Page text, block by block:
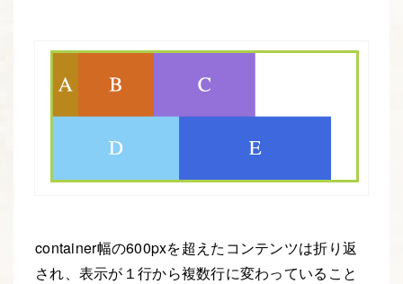
container幅の600pxを超えたコンテンツは折り返
され、表示が１行から複数行に変わっていること